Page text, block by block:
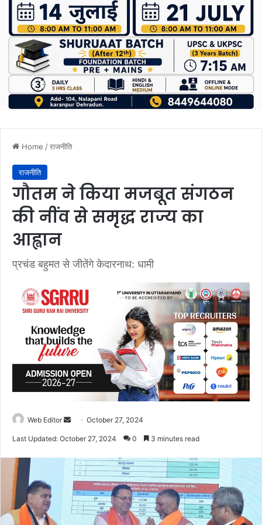
Home /राजनीति
राजनीति
गौतम ने किया मजबूत संगठन
की नींव से समृद्ध राज्य का
आह्वान
प्रचंड बहुमत से जीतेंगे केदारनाथ: धामी
Web Editor
d
a
n
e
October 27, 2024
Last Updated: October 27, 2024 0 3 minutes read